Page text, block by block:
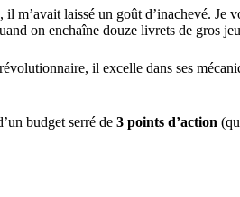
m’avait laissé un goût d’inachevé. Je
on enchaîne douze livrets de gros
il excelle dans ses
budget serré de 3 points d’action